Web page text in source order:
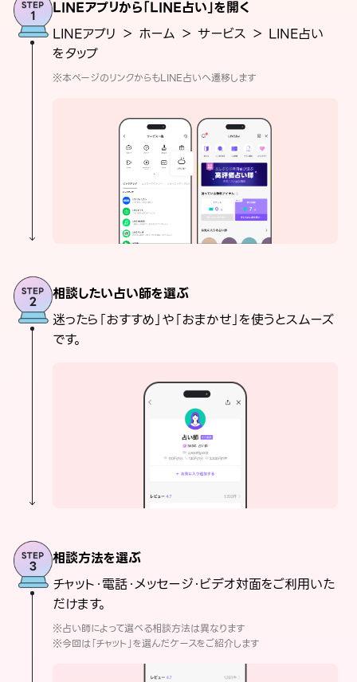
LINEアプリから「LINE占い」を開く
LINEアプリ ＞ ホーム ＞ サービス ＞ LINE占い
をタップ
※本ページのリンクからもLINE占いへ遷移します
相談したい占い師を選ぶ
迷ったら「おすすめ」や「おまかせ」を使うとスムーズ
です。
相談方法を選ぶ
チャット・電話・メッセージ・ビデオ対面をご利用いた
だけます。
※占い師によって選べる相談方法は異なります
※今回は「チャット」を選んだケースをご紹介します